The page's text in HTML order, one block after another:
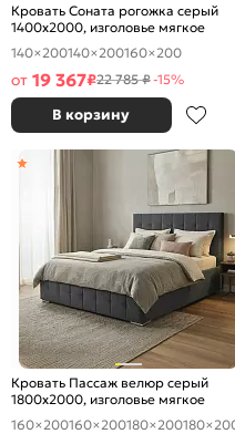
Кровать Соната рогожка серый
1400x2000, изголовье мягкое
140×200140×200160×200
от 19 367₽22 785 ₽-15%
В корзину
Кровать Пассаж велюр серый
1800x2000, изголовье мягкое
160×200160×200180×200